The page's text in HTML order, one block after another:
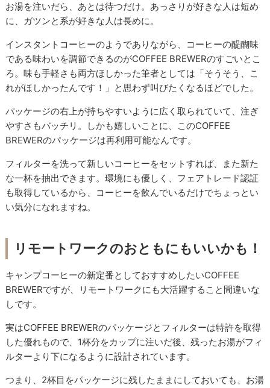
お湯を注いだら、あとは待つだけ。あっさりが好きな人は短め
に、ガツンと系が好きな人は長めに。
インスタントコーヒーのようでありながら、コーヒーの醍醐味
である味わいを調節できるのがCOFFEE BREWERのすごいとこ
ろ。味も手軽さも両方ほしかった筆者としては「そうそう、こ
れがほしかったんです！」と思わず叫びたくなるほどでした。
パッケージの右上が持ちやすいように広く取られていて、注ぎ
やすさもバッチリ。しかも嬉しいことに、このCOFFEE
BREWERのパッケージは再利用可能なんです。
フィルターを洗って新しいコーヒーをセットすれば、また新た
な一杯を抽出できます。環境にも優しく、フェアトレード認証
も取得しているから、コーヒーを飲んでいるだけでちょっとい
い気分になれますね。
リモートワークのおともにもいいかも！
キャンプコーヒーの新定番としておすすめしたいCOFFEE
BREWERですが、リモートワークにも大活躍すること間違いな
しです。
実はCOFFEE BREWERのパッケージとフィルターは特許を取得
した優れもので、1杯分をカップに注いだ後、残ったお湯がフィ
ルターより下になるように設計されています。
つまり、2杯目をパッケージに残したままにしておいても、お湯